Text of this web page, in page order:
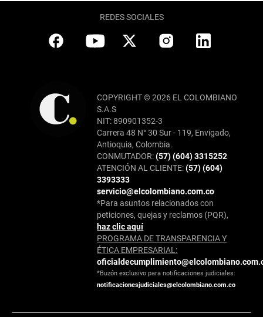
REDES SOCIALES
COPYRIGHT © 2026 EL COLOMBIANO
S.A.S
NIT: 890901352-3
Carrera 48 N° 30 Sur - 119, Envigado,
Antioquia, Colombia.
CONMUTADOR:(57) (604) 3315252
ATENCIÓN AL CLIENTE:(57) (604)
3393333
servicio@elcolombiano.com.co
*Para asuntos relacionados con
peticiones, quejas y reclamos (PQR),
haz clic aquí
PROGRAMA DE TRANSPARENCIA Y
ÉTICA EMPRESARIAL:
*Buzón exclusivo para notificaciones judiciales:
notificacionesjudiciales@elcolombiano.com.co